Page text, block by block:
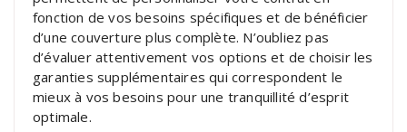
fonction de vos besoins spécifiques et de bénéficier
d’une couverture plus complète. N’oubliez pas
d’évaluer attentivement vos options et de choisir les
garanties supplémentaires qui correspondent le
mieux à vos besoins pour une tranquillité d’esprit
optimale.